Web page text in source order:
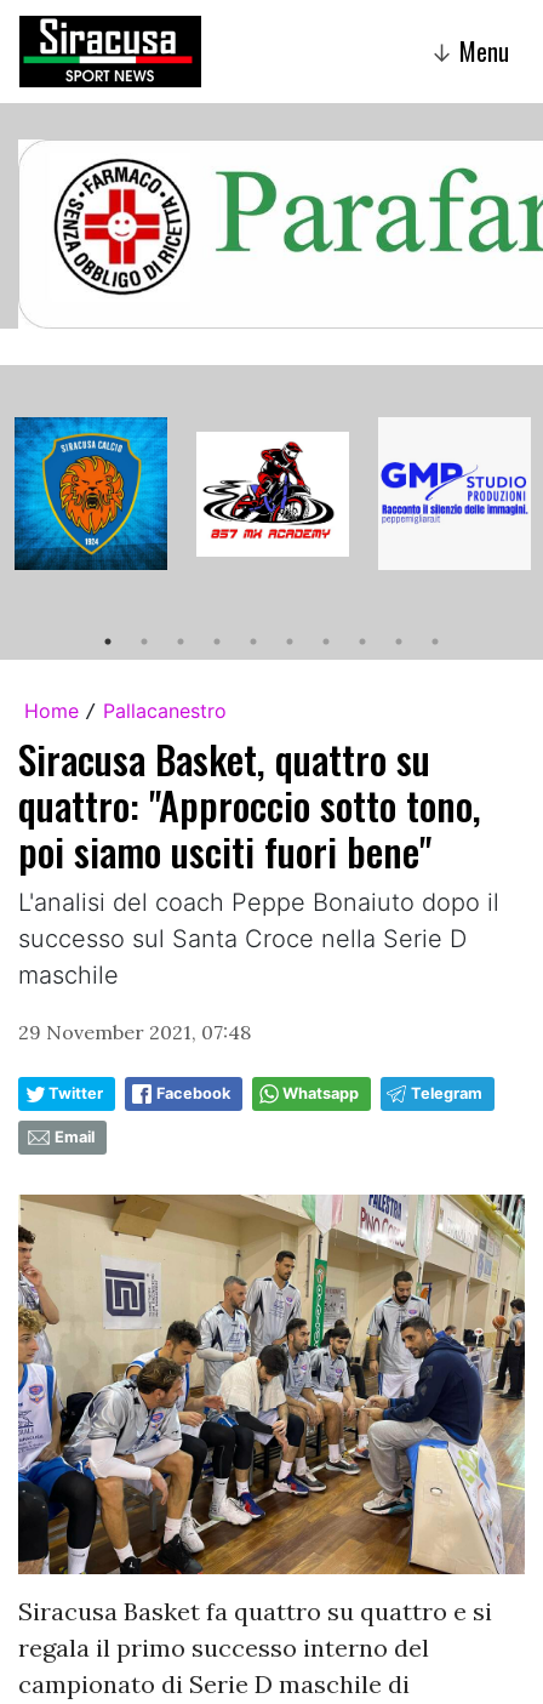
↓ Menu
Home / Pallacanestro
Siracusa Basket, quattro su
quattro: "Approccio sotto tono,
poi siamo usciti fuori bene"
L'analisi del coach Peppe Bonaiuto dopo il
successo sul Santa Croce nella Serie D
maschile
29 November 2021, 07:48
Twitter Facebook Whatsapp Telegram
Email
Siracusa Basket fa quattro su quattro e si
regala il primo successo interno del
campionato di Serie D maschile di